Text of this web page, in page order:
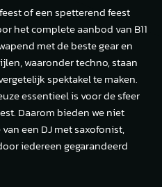
of een spetterend feest
het complete aanbod van B11
met de beste gear en
waaronder techno, staan
spektakel te maken.
essentieel is voor de sfeer
Daarom bieden we niet
een DJ met saxofonist,
iedereen gegarandeerd